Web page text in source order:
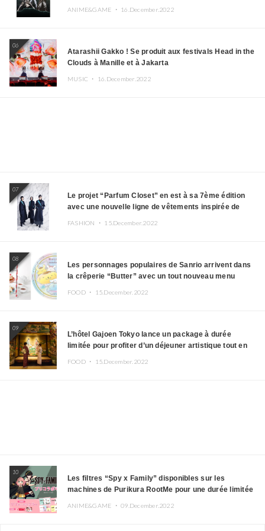
ANIME&GAME ・ 16.December.2022
06
Atarashii Gakko ! Se produit aux festivals Head in the
Clouds à Manille et à Jakarta
MUSIC ・ 16.December.2022
07
Le projet “Parfum Closet” en est à sa 7ème édition
avec une nouvelle ligne de vêtements inspirée de
FASHION ・ 15.December.2022
08
Les personnages populaires de Sanrio arrivent dans
la crêperie “Butter” avec un tout nouveau menu
FOOD ・ 15.December.2022
09
L’hôtel Gajoen Tokyo lance un package à durée
limitée pour profiter d’un déjeuner artistique tout en
FOOD ・ 15.December.2022
10
Les filtres “Spy x Family” disponibles sur les
machines de Purikura RootMe pour une durée limitée
ANIME&GAME ・09.December.2022